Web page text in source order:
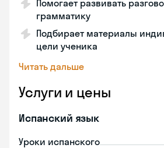
Помогает развивать
грамматику
Подбирает материалы
цели ученика
Читать дальше
Услуги и цены
Испанский язык
Уроки испанского